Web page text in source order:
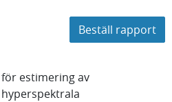
Beställ rapport
estimering av